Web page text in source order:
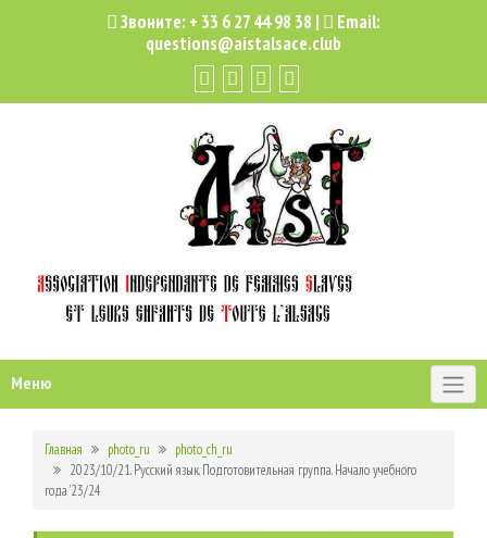
Звоните: + 33 6 27 44 98 38 |
Email:
questions@aistalsace.club
Меню
Главная photo_ru
photo_ch_ru
2023/10/21. Русский язык. Подготовительная группа. Начало учебного
года ’23/24